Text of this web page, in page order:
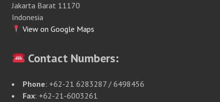
Jakarta Barat 11170
Indonesia
View on Google Maps
Contact Numbers:
Phone: +62-21 6283287 / 6498456
Fax: +62-21-6003261